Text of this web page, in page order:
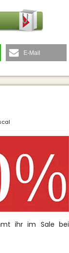
E-Mail
ihr im Sale bei